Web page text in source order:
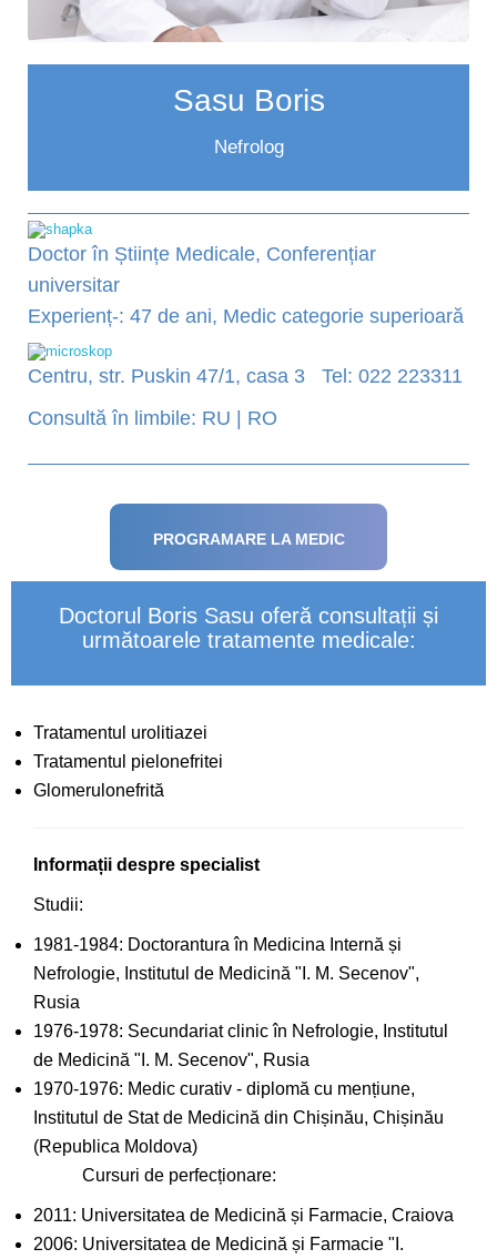
Sasu Boris
Nefrolog
Doctor în Științe Medicale, Conferențiar
universitar
Experienț-: 47 de ani, Medic categorie superioară
Centru, str. Puskin 47/1, casa 3 Tel: 022 223311
Consultă în limbile: RU | RO
PROGRAMARE LA MEDIC
Doctorul Boris Sasu oferă consultații și
următoarele tratamente medicale:
Tratamentul urolitiazei
Tratamentul pielonefritei
Glomerulonefrită
Informații despre specialist
Studii:
1981-1984: Doctorantura în Medicina Internă și
Nefrologie, Institutul de Medicină "I. M. Secenov",
Rusia
1976-1978: Secundariat clinic în Nefrologie, Institutul
de Medicină "I. M. Secenov", Rusia
1970-1976: Medic curativ - diplomă cu mențiune,
Institutul de Stat de Medicină din Chișinău, Chișinău
(Republica Moldova)
Cursuri de perfecționare:
2011: Universitatea de Medicină și Farmacie, Craiova
2006: Universitatea de Medicină și Farmacie "I.